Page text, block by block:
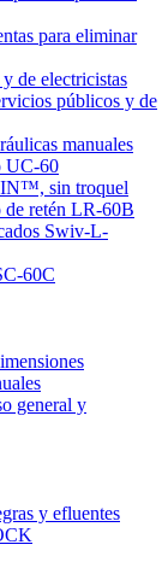
para eliminar
de electricistas
públicos y de
manuales
UC-60
sin troquel
de retén LR-60B
Swiv-L-
60C
general y
y efluentes